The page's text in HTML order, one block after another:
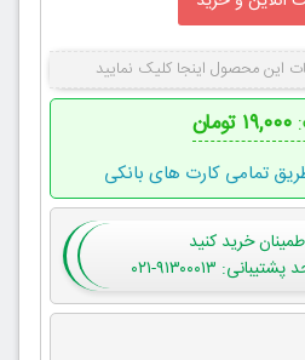
محصول اینجا کلیک نمایید
۱۹,۰۰۰ تومان
تمامی کارت های بانکی
خرید کنید
۹۱۳۰۰۰۱۳-۰۲۱